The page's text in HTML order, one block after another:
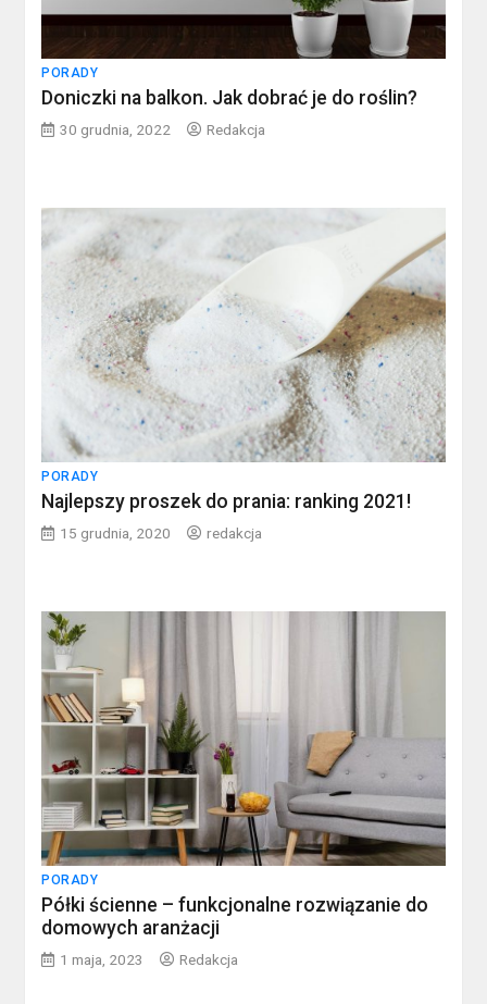
PORADY
Doniczki na balkon. Jak dobrać je do roślin?
30 grudnia, 2022 Redakcja
PORADY
Najlepszy proszek do prania: ranking 2021!
15 grudnia, 2020 redakcja
PORADY
Półki ścienne – funkcjonalne rozwiązanie do
domowych aranżacji
1 maja, 2023 Redakcja